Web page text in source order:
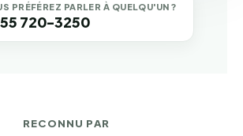
PRÉFÉREZ PARLER À QUELQU'UN ?
720-3250
RECONNU PAR